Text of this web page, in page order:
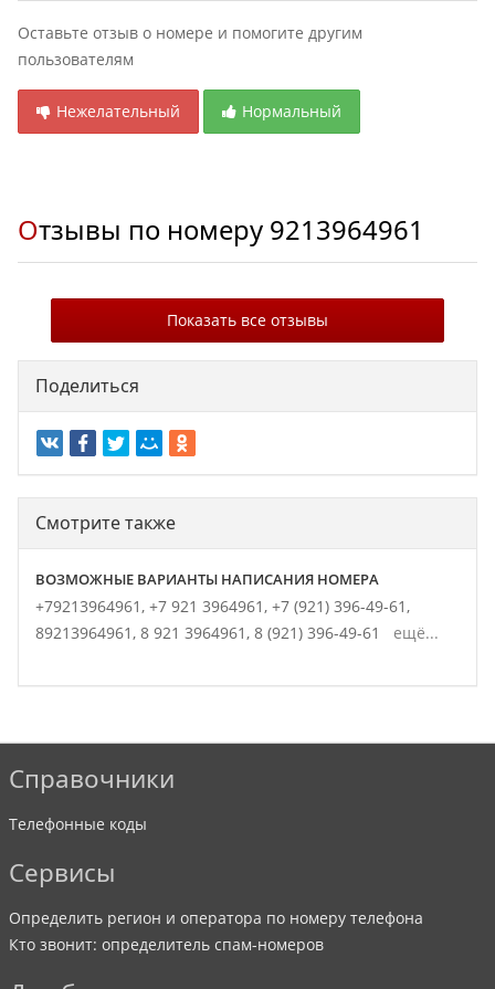
Оставьте отзыв о номере и помогите другим
пользователям
Нежелательный Нормальный
Отзывы по номеру 9213964961
Показать все отзывы
Поделиться
Смотрите также
ВОЗМОЖНЫЕ ВАРИАНТЫ НАПИСАНИЯ НОМЕРА
+79213964961, +7 921 3964961, +7 (921) 396-49-61,
89213964961, 8 921 3964961, 8 (921) 396-49-61 ещё...
Справочники
Телефонные коды
Сервисы
Определить регион и оператора по номеру телефона
Кто звонит: определитель спам-номеров